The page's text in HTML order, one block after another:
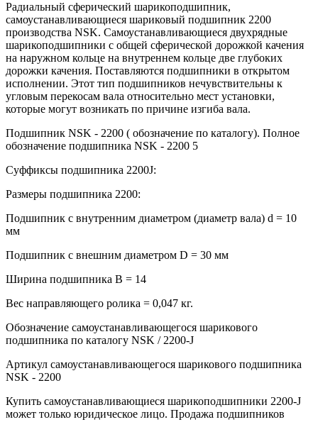
Радиальный сферический шарикоподшипник,
самоустанавливающиеся шариковый подшипник 2200
производства NSK. Самоустанавливающиеся двухрядные
шарикоподшипники с общей сферической дорожкой качения
на наружном кольце на внутреннем кольце две глубоких
дорожки качения. Поставляются подшипники в открытом
исполнении. Этот тип подшипников нечувствительны к
угловым перекосам вала относительно мест установки,
которые могут возникать по причине изгиба вала.
Подшипник NSK - 2200 ( обозначение по каталогу). Полное
обозначение подшипника NSK - 2200 5
Суффиксы подшипника 2200J:
Размеры подшипника 2200:
Подшипник с внутренним диаметром (диаметр вала) d = 10
мм
Подшипник с внешним диаметром D = 30 мм
Ширина подшипника B = 14
Вес направляющего ролика = 0,047 кг.
Обозначение самоустанавливающегося шарикового
подшипника по каталогу NSK / 2200-J
Артикул самоустанавливающегося шарикового подшипника
NSK - 2200
Купить самоустанавливающиеся шарикоподшипники 2200-J
может только юридическое лицо. Продажа подшипников